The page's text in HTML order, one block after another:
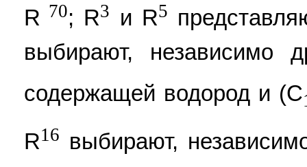
R 70; R3 и R5
выбирают, независимо
содержащей водород и (C
R16 выбирают,